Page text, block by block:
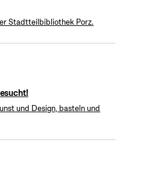
Stadtteilbibliothek Porz.
und Design, basteln und